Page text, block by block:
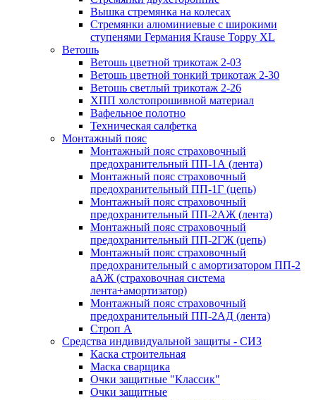
Вышка стремянка на колесах
Стремянки алюминиевые c широкими
ступенями Германия Krause Toppy XL
Ветошь
Ветошь цветной трикотаж 2-03
Ветошь цветной тонкий трикотаж 2-30
Ветошь светлый трикотаж 2-26
ХПП холстопрошивной материал
Вафельное полотно
Техническая салфетка
Монтажный пояс
Монтажный пояс страховочный
предохранительный ПП-1А (лента)
Монтажный пояс страховочный
предохранительный ПП-1Г (цепь)
Монтажный пояс страховочный
предохранительный ПП-2АЖ (лента)
Монтажный пояс страховочный
предохранительный ПП-2ГЖ (цепь)
Монтажный пояс страховочный
предохранительный с амортизатором ПП-2
аАЖ (страховочная система
лента+амортизатор)
Монтажный пояс страховочный
предохранительный ПП-2АД (лента)
Строп А
Средства индивидуальной защиты - СИЗ
Каска строительная
Маска сварщика
Очки защитные "Классик"
Очки защитные